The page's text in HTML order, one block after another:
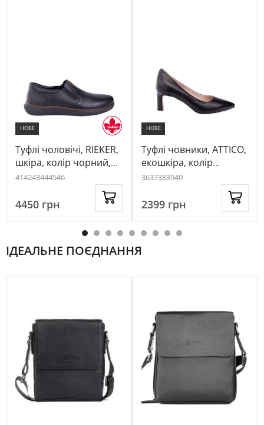
НОВЕ
Туфлі чоловічі, RIEKER,
шкіра, колір чорний,
1067291
414243444546
4450 грн
НОВЕ
Туфлі човники, ATTICO,
екошкіра, колір
чорний, 1024467
3637383940
2399 грн
ІДЕАЛЬНЕ ПОЄДНАННЯ